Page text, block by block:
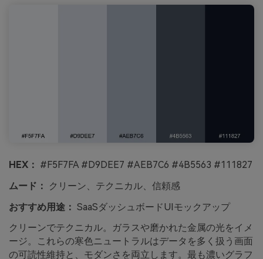
HEX： #F5F7FA #D9DEE7 #AEB7C6 #4B5563 #111827
ムード：
クリーン、テクニカル、信頼感
おすすめ用途： SaaSダッシュボードUIモックアップ
クリーンでテクニカル。ガラスや磨かれた金属の光をイメ
ージ。これらの寒色ニュートラルはデータを多く扱う画面
の可読性維持と、モダンさを両立します。最も濃いグラフ